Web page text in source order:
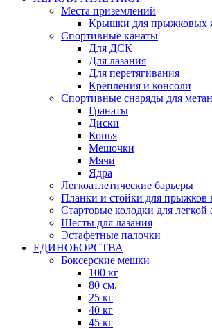
Места приземлений
Крышки для прыжковых
Спортивные канаты
Для ДСК
Для лазания
Для перетягивания
Крепления и консоли
Спортивные снаряды для
Гранаты
Диски
Копья
Мешочки
Мячи
Ядра
Легкоатлетические барьеры
Планки и стойки для прыжков
Стартовые колодки для легкой
Шесты для лазания
Эстафетные палочки
ЕДИНОБОРСТВА
Боксерские мешки
100 кг
80 см.
25 кг
40 кг
45 кг